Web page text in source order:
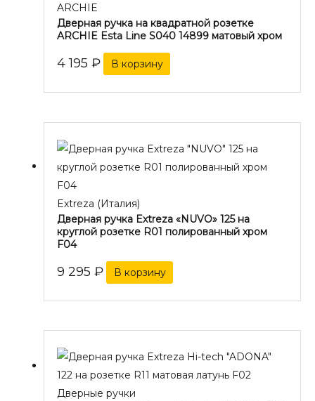
ARCHIE
Дверная ручка на квадратной розетке
ARCHIE Esta Line S040 14899 матовый хром
4 195 ₽ В корзину
Extreza (Италия)
Дверная ручка Extreza «NUVO» 125 на
круглой розетке R01 полированный хром
F04
9 295 ₽ В корзину
Дверные ручки